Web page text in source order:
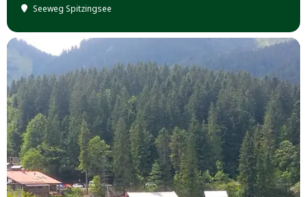
Seeweg Spitzingsee